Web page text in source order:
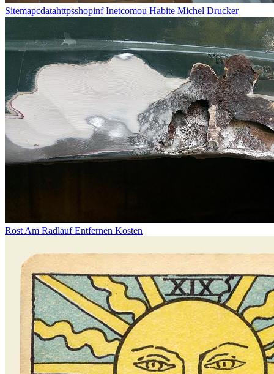
Sitemapcdatahttpsshopinf Inetcomou Habite Michel Drucker
Rost Am Radlauf Entfernen Kosten